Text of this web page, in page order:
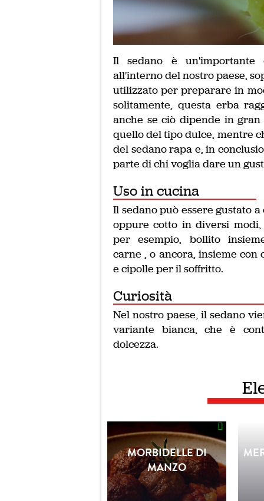
Il sedano è un'importante
all'interno del nostro paese,
utilizzato per preparare in
solitamente, questa erba
anche se ciò dipende in
quello del tipo dulce, mentre
del sedano rapa e, in
parte di chi voglia dare un
Uso in cucina
Il sedano può essere gustato
oppure cotto in diversi modi,
per esempio, bollito
carne , o ancora, insieme con
e cipolle per il soffritto.
Curiosità
Nel nostro paese, il sedano
variante bianca, che è
dolcezza.
MORBIDELLE DI
MANZO